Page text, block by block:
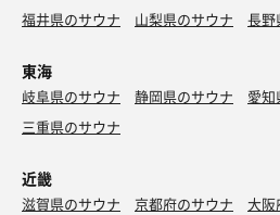
福井県のサウナ
山梨県のサウナ 長野
東海
岐阜県のサウナ 静岡県のサウナ
愛知
三重県のサウナ
近畿
滋賀県のサウナ 京都府のサウナ
大阪